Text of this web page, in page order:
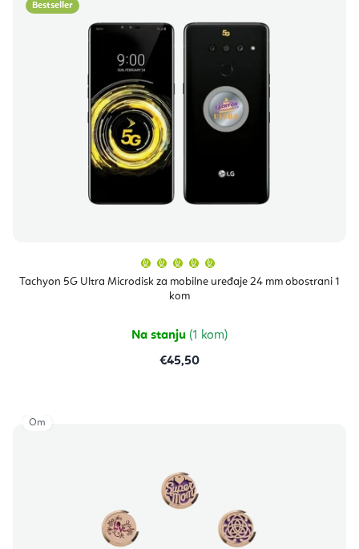
Bestseller
Tachyon 5G Ultra Microdisk za mobilne uređaje 24 mm obostrani 1
kom
proizvoda
je
zvjezdica.
Na stanju (1 kom)
€45,50
Om